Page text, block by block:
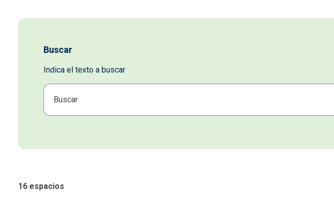
Buscar
Indica el texto a buscar
16 espacios